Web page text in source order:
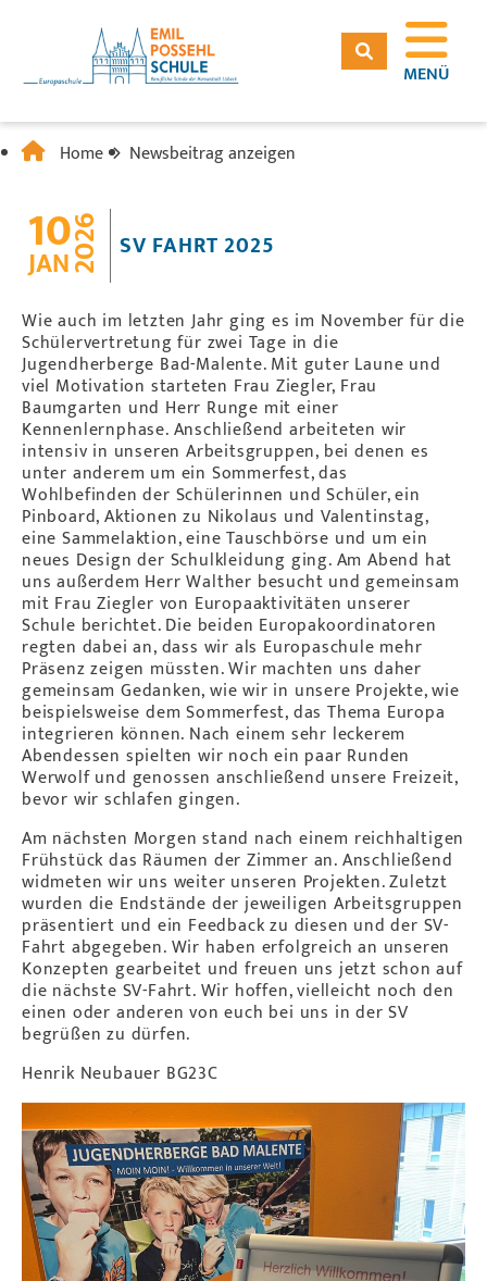
MENÜ
Home Newsbeitrag anzeigen
10
JAN2026 SV FAHRT 2025
Wie auch im letzten Jahr ging es im November für die
Schülervertretung für zwei Tage in die
Jugendherberge Bad-Malente. Mit guter Laune und
viel Motivation starteten Frau Ziegler, Frau
Baumgarten und Herr Runge mit einer
Kennenlernphase. Anschließend arbeiteten wir
intensiv in unseren Arbeitsgruppen, bei denen es
unter anderem um ein Sommerfest, das
Wohlbefinden der Schülerinnen und Schüler, ein
Pinboard, Aktionen zu Nikolaus und Valentinstag,
eine Sammelaktion, eine Tauschbörse und um ein
neues Design der Schulkleidung ging. Am Abend hat
uns außerdem Herr Walther besucht und gemeinsam
mit Frau Ziegler von Europaaktivitäten unserer
Schule berichtet. Die beiden Europakoordinatoren
regten dabei an, dass wir als Europaschule mehr
Präsenz zeigen müssten. Wir machten uns daher
gemeinsam Gedanken, wie wir in unsere Projekte, wie
beispielsweise dem Sommerfest, das Thema Europa
integrieren können. Nach einem sehr leckerem
Abendessen spielten wir noch ein paar Runden
Werwolf und genossen anschließend unsere Freizeit,
bevor wir schlafen gingen.
Am nächsten Morgen stand nach einem reichhaltigen
Frühstück das Räumen der Zimmer an. Anschließend
widmeten wir uns weiter unseren Projekten. Zuletzt
wurden die Endstände der jeweiligen Arbeitsgruppen
präsentiert und ein Feedback zu diesen und der SV-
Fahrt abgegeben. Wir haben erfolgreich an unseren
Konzepten gearbeitet und freuen uns jetzt schon auf
die nächste SV-Fahrt. Wir hoffen, vielleicht noch den
einen oder anderen von euch bei uns in der SV
begrüßen zu dürfen.
Henrik Neubauer BG23C